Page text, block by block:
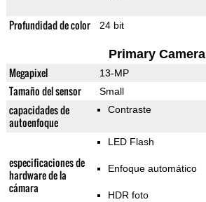
Profundidad de color 24 bit
Primary Camera
Megapixel 13-MP
Tamaño del sensor Small
capacidades de
autoenfoque
Contraste
especificaciones de
hardware de la
cámara
LED Flash
Enfoque automático
HDR foto